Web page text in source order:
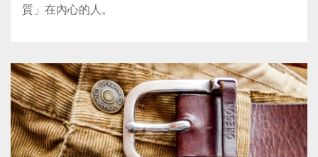
質」在內心的人。